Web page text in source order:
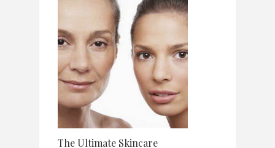
The Ultimate Skincare